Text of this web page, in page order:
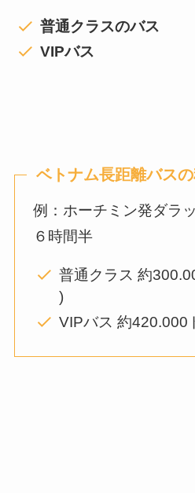
普通クラスのバス
VIPバス
ベトナム長距離バス
例：ホーチミン発ダラ
６時間半
普通クラス 約
)
VIPバス 約420.000